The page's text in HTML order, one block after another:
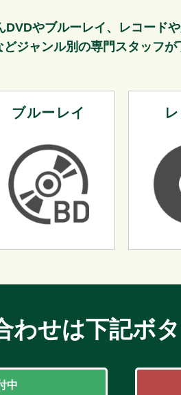
DVDやブルーレイ、レコード
ジャンル別の専門スタッフが
ブルーレイ
わせは下記ボ
中